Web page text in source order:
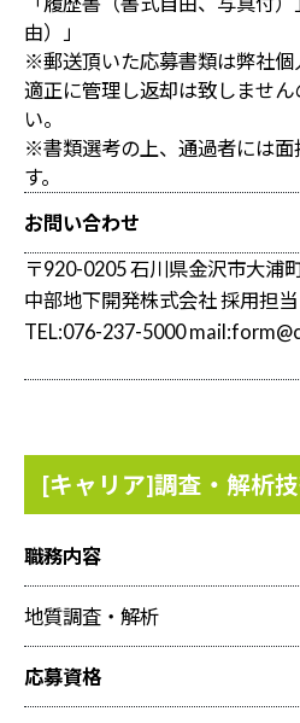
由）」
※郵送頂いた応募書類は弊社個
適正に管理し返却は致しませ
い。
※書類選考の上、通過者には面
す。
お問い合わせ
〒920-0205 石川県金沢市大浦
中部地下開発株式会社 採用担
TEL:076-237-5000
[キャリア]調査・解析
職務内容
地質調査・解析
応募資格